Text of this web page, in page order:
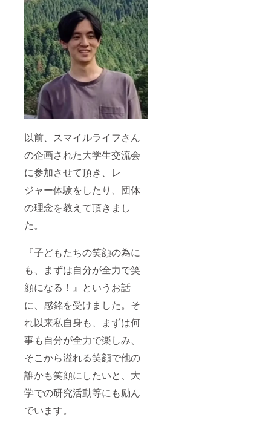
以前、スマイルライフさん
の企画された大学生交流会
に参加させて頂き、レ
ジャー体験をしたり、団体
の理念を教えて頂きまし
た。
『子どもたちの笑顔の為に
も、まずは自分が全力で笑
顔になる！』というお話
に、感銘を受けました。そ
れ以来私自身も、まずは何
事も自分が全力で楽しみ、
そこから溢れる笑顔で他の
誰かも笑顔にしたいと、大
学での研究活動等にも励ん
でいます。